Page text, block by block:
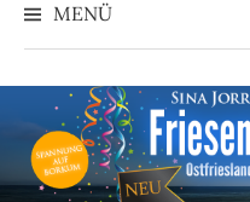
MENÜ